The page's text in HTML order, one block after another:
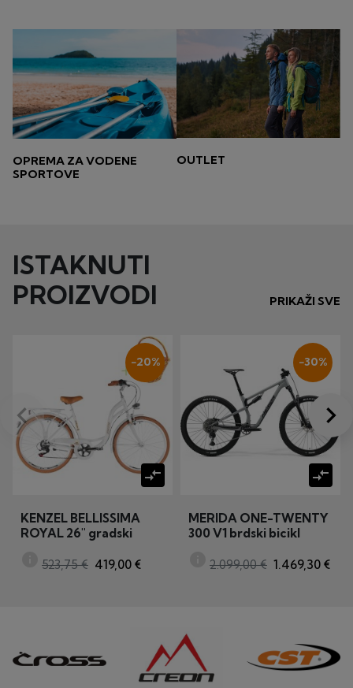
OPREMA ZA VODENE
SPORTOVE
OUTLET
ISTAKNUTI
PROIZVODI
PRIKAŽI SVE
−20%
compare_arrows
KENZEL BELLISSIMA
ROYAL 26" gradski
523,75 € 419,00 €
−30%
compare_arrows
MERIDA ONE-TWENTY
300 V1 brdski bicikl
2.099,00 € 1.469,30 €
Prije
keyboard_arrow_left keyboard_arrow_right